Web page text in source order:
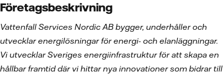
Företagsbeskrivning
Vattenfall Services Nordic AB bygger, underhåller och
utvecklar energilösningar för energi- och elanläggningar.
Vi utvecklar Sveriges energiinfrastruktur för att skapa en
hållbar framtid där vi hittar nya innovationer som bidrar till